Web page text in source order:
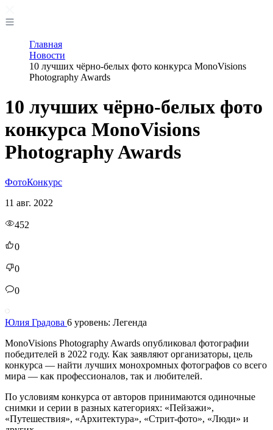
Главная
Новости
10 лучших чёрно-белых фото конкурса MonoVisions
Photography Awards
10 лучших чёрно-белых фото
конкурса MonoVisions
Photography Awards
ФотоКонкурс
11 авг. 2022
452
0
0
0
Юлия Градова 6 уровень: Легенда
MonoVisions Photography Awards опубликовал фотографии
победителей в 2022 году. Как заявляют организаторы, цель
конкурса — найти лучших монохромных фотографов со всего
мира — как профессионалов, так и любителей.
По условиям конкурса от авторов принимаются одиночные
снимки и серии в разных категориях: «Пейзажи»,
«Путешествия», «Архитектура», «Стрит-фото», «Люди» и